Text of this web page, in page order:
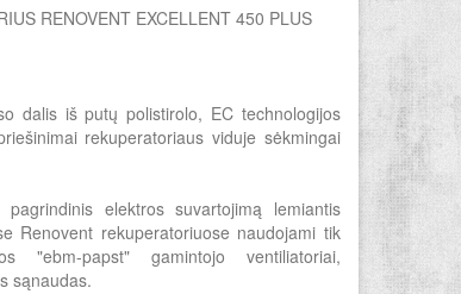
RENOVENT EXCELLENT 450 PLUS
dalis iš putų polistirolo, EC technologijos
rekuperatoriaus viduje sėkmingai
elektros suvartojimą lemiantis
Renovent rekuperatoriuose naudojami tik
"ebm-papst" gamintojo ventiliatoriai,
sąnaudas.